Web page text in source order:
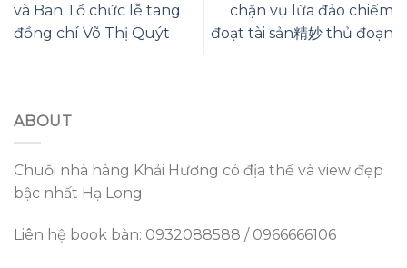
và Ban Tổ chức lễ tang
đồng chí Võ Thị Quýt
chặn vụ lừa đảo chiếm
đoạt tài sản精妙 thủ đoạn
ABOUT
Chuỗi nhà hàng Khải Hương có địa thế và view đẹp
bậc nhất Hạ Long.
Liên hệ book bàn: 0932088588 / 0966666106